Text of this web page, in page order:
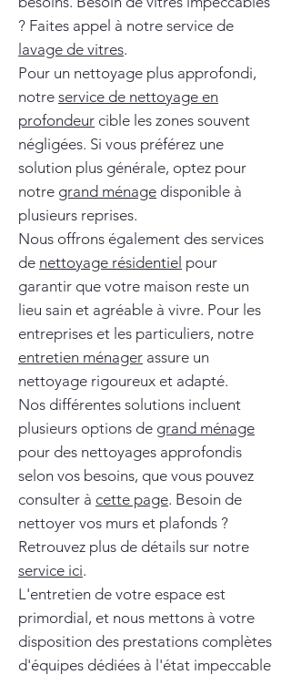
? Faites appel à notre service de
lavage de vitres.
Pour un nettoyage plus approfondi,
notre service de nettoyage en
profondeur cible les zones souvent
négligées. Si vous préférez une
solution plus générale, optez pour
notre grand ménage disponible à
plusieurs reprises.
Nous offrons également des services
de nettoyage résidentiel pour
garantir que votre maison reste un
lieu sain et agréable à vivre. Pour les
entreprises et les particuliers, notre
entretien ménager assure un
nettoyage rigoureux et adapté.
Nos différentes solutions incluent
plusieurs options de grand ménage
pour des nettoyages approfondis
selon vos besoins, que vous pouvez
consulter à cette page. Besoin de
nettoyer vos murs et plafonds ?
Retrouvez plus de détails sur notre
service ici.
L'entretien de votre espace est
primordial, et nous mettons à votre
disposition des prestations complètes
d'équipes dédiées à l'état impeccable